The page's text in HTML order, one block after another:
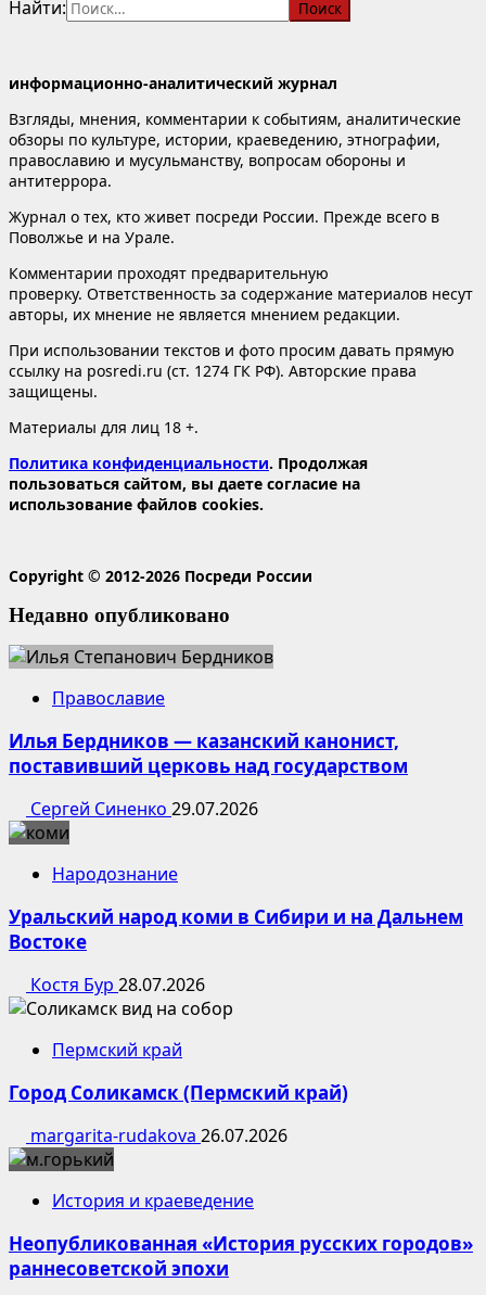
Найти:
информационно-аналитический журнал
Взгляды, мнения, комментарии к событиям, аналитические
обзоры по культуре, истории, краеведению, этнографии,
православию и мусульманству, вопросам обороны и
антитеррора.
Журнал о тех, кто живет посреди России. Прежде всего в
Поволжье и на Урале.
Комментарии проходят предварительную
проверку. Ответственность за содержание материалов несут
авторы, их мнение не является мнением редакции.
При использовании текстов и фото просим давать прямую
ссылку на posredi.ru (ст. 1274 ГК РФ). Авторские права
защищены.
Материалы для лиц 18 +.
Политика конфиденциальности. Продолжая
пользоваться сайтом, вы даете согласие на
использование файлов cookies.
Copyright © 2012-2026 Посреди России
Недавно опубликовано
Православие
Илья Бердников — казанский канонист,
поставивший церковь над государством
Сергей Синенко 29.07.2026
Народознание
Уральский народ коми в Сибири и на Дальнем
Востоке
Костя Бур 28.07.2026
Пермский край
Город Соликамск (Пермский край)
margarita-rudakova 26.07.2026
История и краеведение
Неопубликованная «История русских городов»
раннесоветской эпохи